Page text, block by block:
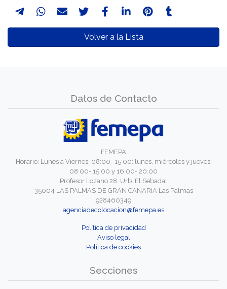
Volver a la Lista
Datos de Contacto
FEMEPA
Horario: Lunes a Viernes: 08:00- 15:00; lunes, miércoles y jueves:
08:00- 15:00 y 16:00- 20:00
Profesor Lozano 28. Urb. El Sebadal
35004 LAS PALMAS DE GRAN CANARIA Las Palmas
928460349
agenciadecolocacion@femepa.es
Política de privacidad
Aviso legal
Política de cookies
Secciones